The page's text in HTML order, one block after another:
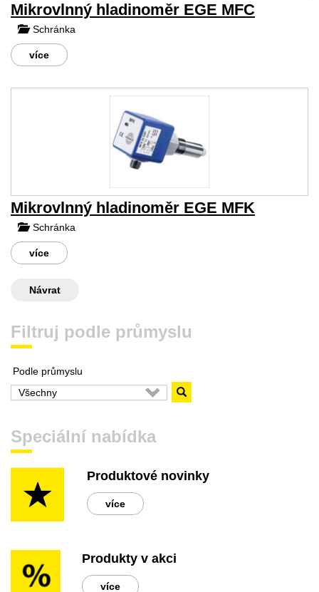
Mikrovlnný hladinoměr EGE MFC
Schránka
více
Mikrovlnný hladinoměr EGE MFK
Schránka
více
Návrat
Filtruj podle průmyslu
Podle průmyslu
Speciální nabídka
Produktové novinky
více
Produkty v akci
více